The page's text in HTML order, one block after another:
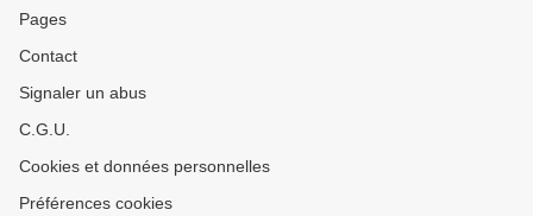
Pages
Contact
Signaler un abus
C.G.U.
Cookies et données personnelles
Préférences cookies